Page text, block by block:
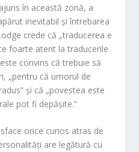
în această zonă, a
inevitabil și întrebarea
crede că „traducerea e
foarte atent la traducerile
convins că trebuie să
„pentru că umorul de
și că „povestea este
pot fi depășite.”
orice curios atras de
are legătură cu